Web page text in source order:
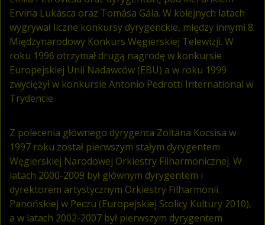
Ervina Lukásca oraz Tomása Gála. W kolejnych latach
wygrywał liczne konkursy dyrygenckie, między innymi 8.
Międzynarodowy Konkurs Węgierskiej Telewizji. W
roku 1996 otrzymał drugą nagrodę w konkursie
Europejskiej Unii Nadawców (EBU) a w roku 1999
zwyciężył w konkursie Antonio Pedrotti International w
Trydencie.
Z polecenia głównego dyrygenta Zoltána Kocsisa w
1997 roku został pierwszym stałym dyrygentem
Węgierskiej Narodowej Orkiestry Filharmonicznej. W
latach 2000-2009 był głównym dyrygentem i
dyrektorem artystycznym Orkiestry Filharmonii
Panońskiej w Peczu (Europejskiej Stolicy Kultury 2010),
a w latach 2002-2007 był pierwszym dyrygentem